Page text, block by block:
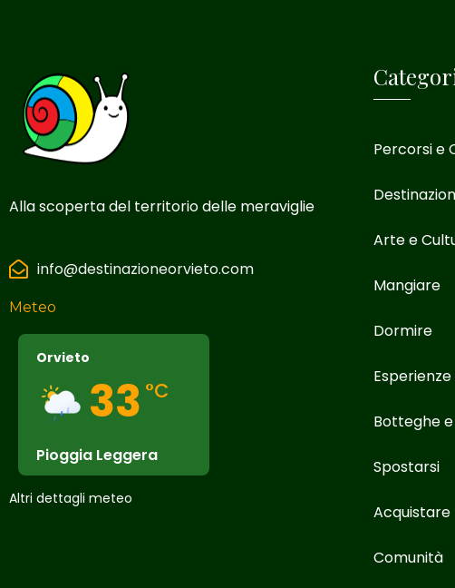
Alla scoperta del territorio delle meraviglie
info@destinazioneorvieto.com
Meteo
Orvieto
33 °C
Pioggia Leggera
Altri dettagli meteo
Percorsi e
Arte e
Mangiare
Dormire
Botteghe
Spostarsi
Acquistare
Comunità